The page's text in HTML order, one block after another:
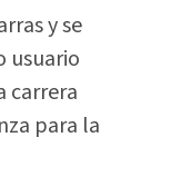
y se
usuario
carrera
para la